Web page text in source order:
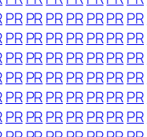
PR PRPRPRPRPRPR
PR PRPRPRPRPRPR
PR PRPRPRPRPRPR
PR PRPRPRPRPRPR
PR PRPRPRPRPRPR
PR PRPRPRPRPRPR